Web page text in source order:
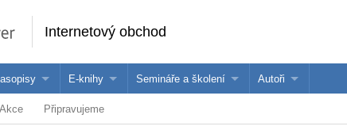
Internetový obchod
E-knihy
Jak na naše e-knihy?
Semináře a školení Autoři
Akce Připravujeme